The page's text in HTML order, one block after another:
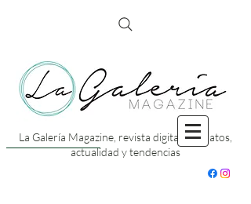
La Galería Magazine, revista digital con datos,
actualidad y tendencias